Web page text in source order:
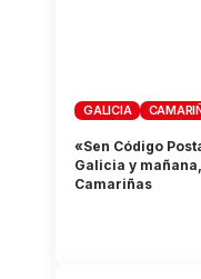
GALICIA
«Sen Código
Galicia y
Camariñas